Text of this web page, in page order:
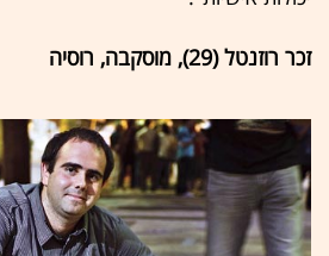
זכר רוזנטל (29), מוסקבה, רוסיה